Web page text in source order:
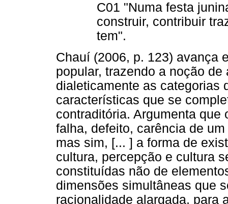
C01 "Numa festa
construir, contribuir
tem".
Chauí (2006, p. 123) avança
popular, trazendo a noção
dialeticamente as categorias
características que se
contraditória. Argumenta que
falha, defeito, carência de
mas sim, [... ] a forma de
cultura, percepção e cultura
constituídas não de
dimensões simultâneas que
racionalidade alargada, para